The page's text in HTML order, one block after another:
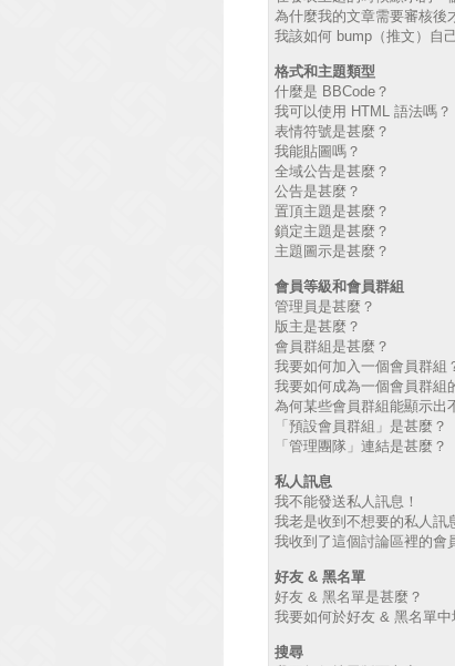
為什麼我的文章需要審核後
我該如何 bump（推文）自
格式和主題類型
什麼是 BBCode？
我可以使用 HTML 語法嗎？
表情符號是甚麼？
我能貼圖嗎？
全域公告是甚麼？
公告是甚麼？
置頂主題是甚麼？
鎖定主題是甚麼？
主題圖示是甚麼？
會員等級和會員群組
管理員是甚麼？
版主是甚麼？
會員群組是甚麼？
我要如何加入一個會員群組
我要如何成為一個會員群組
為何某些會員群組能顯示出
「預設會員群組」是甚麼？
「管理團隊」連結是甚麼？
私人訊息
我不能發送私人訊息！
我老是收到不想要的私人訊
我收到了這個討論區裡的會
好友 & 黑名單
好友 & 黑名單是甚麼？
我要如何於好友 & 黑名單中
搜尋